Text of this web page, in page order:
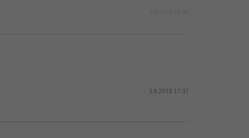
3.6.2015 17:37